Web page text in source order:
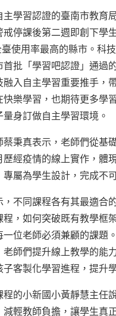
主學習認證的臺南市教育
戒停課後第二週即創下學
臺使用率最高的縣市。科
首批「學習吧認證」通過
融入自主學習重要推手，
快樂學習，也期待更多學
身訂做自主學習環境。
蔡秉真表示，老師們從基
歷經疫情的線上實作，體
專屬為學生設計，完成不
，不同課程各有其最適合
程，如何突破既有教學框
一位老師必須兼顧的課題
師們提升線上教學的能
客製化學習進程，提升
程的小新國小黃靜慧主任
減輕教師負擔，讓學生真